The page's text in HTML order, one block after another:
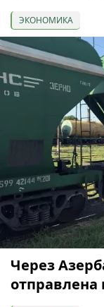
ЭКОНОМИКА
Через